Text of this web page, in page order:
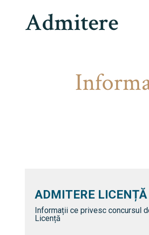
Admitere
ADMITERE LICENȚĂ
Informații ce privesc concursul
Licență